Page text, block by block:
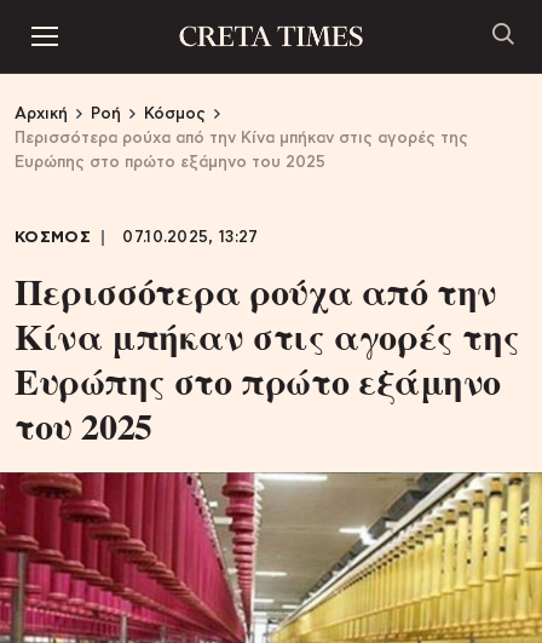
Αρχική Ροή
Κόσμος
Περισσότερα ρούχα από την Κίνα μπήκαν στις αγορές της
Ευρώπης στο πρώτο εξάμηνο του 2025
ΚΟΣΜΟΣ 07.10.2025, 13:27
Περισσότερα ρούχα από την
Κίνα μπήκαν στις αγορές της
Ευρώπης στο πρώτο εξάμηνο
του 2025